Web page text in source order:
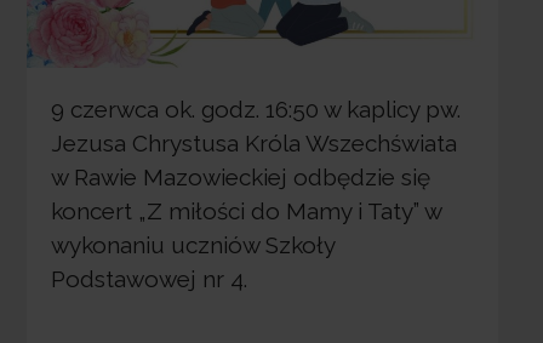
9 czerwca ok. godz. 16:50 w kaplicy pw.
Jezusa Chrystusa Króla Wszechświata
w Rawie Mazowieckiej odbędzie się
koncert „Z miłości do Mamy i Taty” w
wykonaniu uczniów Szkoły
Podstawowej nr 4.